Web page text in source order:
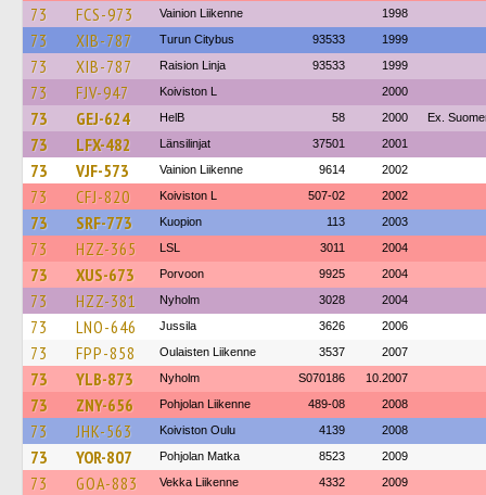
73 FCS-973 Vainion Liikenne 1998
73 XIB-787 Turun Citybus 93533 1999
73 XIB-787 Raision Linja 93533 1999
73 FJV-947 Koiviston L 2000
73 GEJ-624 HelB 58 2000 Ex.
73 LFX-482 Länsilinjat 37501 2001
73 VJF-573 Vainion Liikenne 9614 2002
73 CFJ-820 Koiviston L 507-02 2002
73 SRF-773 Kuopion 113 2003
73 HZZ-365 LSL 3011 2004
73 XUS-673 Porvoon 9925 2004
73 HZZ-381 Nyholm 3028 2004
73 LNO-646 Jussila 3626 2006
73 FPP-858 Oulaisten Liikenne 3537 2007
73 YLB-873 Nyholm S070186 10.2007
73 ZNY-656 Pohjolan Liikenne 489-08 2008
73 JHK-563 Koiviston Oulu 4139 2008
73 YOR-807 Pohjolan Matka 8523 2009
73 GOA-883 Vekka Liikenne 4332 2009